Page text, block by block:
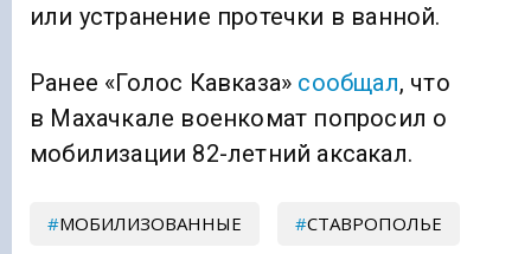
или устранение протечки в ванной.
Ранее «Голос Кавказа» сообщал, что
в Махачкале военкомат попросил о
мобилизации 82-летний аксакал.
МОБИЛИЗОВАННЫЕ СТАВРОПОЛЬЕ